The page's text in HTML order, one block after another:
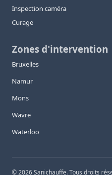
Inspection caméra
Curage
Zones d'intervention
Bruxelles
Namur
Mons
Wavre
Waterloo
©2026Sanichauffe. Tous droits